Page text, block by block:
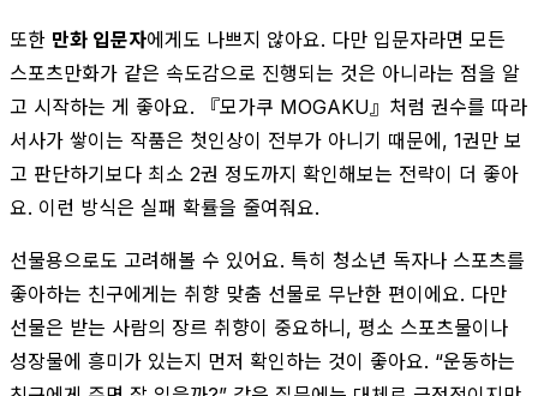
또한 만화 입문자에게도 나쁘지 않아요. 다만 입문자라면 모든
스포츠만화가 같은 속도감으로 진행되는 것은 아니라는 점을 알
고 시작하는 게 좋아요. 『모가쿠 MOGAKU』처럼 권수를 따라
서사가 쌓이는 작품은 첫인상이 전부가 아니기 때문에, 1권만 보
고 판단하기보다 최소 2권 정도까지 확인해보는 전략이 더 좋아
요. 이런 방식은 실패 확률을 줄여줘요.
선물용으로도 고려해볼 수 있어요. 특히 청소년 독자나 스포츠를
좋아하는 친구에게는 취향 맞춤 선물로 무난한 편이에요. 다만
선물은 받는 사람의 장르 취향이 중요하니, 평소 스포츠물이나
성장물에 흥미가 있는지 먼저 확인하는 것이 좋아요. “운동하는